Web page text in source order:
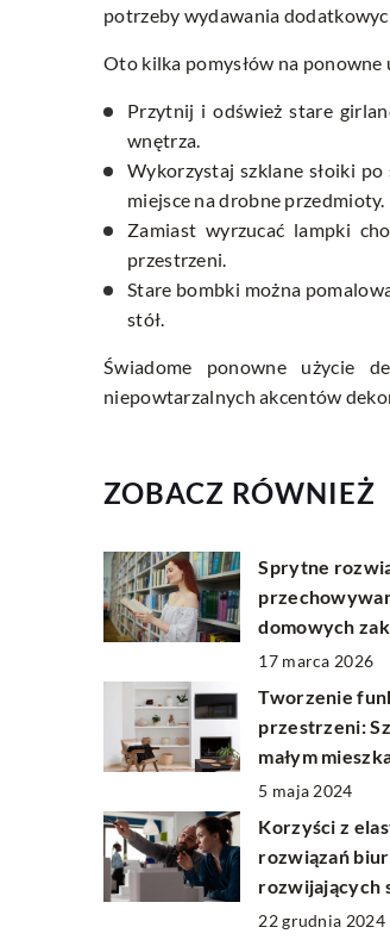
potrzeby wydawania
Oto kilka pomysłów na ponowne
Przytnij i odśwież stare
wnętrza.
Wykorzystaj szklane słoiki
miejsce na drobne przedmioty.
Zamiast wyrzucać lampki
przestrzeni.
Stare bombki można
stół.
Świadome ponowne użycie
niepowtarzalnych akcentów
ZOBACZ RÓWNIEŻ
Sprytne
domowych
17 marca 2026
Tworzenie
przestrzeni:
małym
5 maja 2024
Korzyści z
rozwiązań
rozwijających
22 grudnia 2024